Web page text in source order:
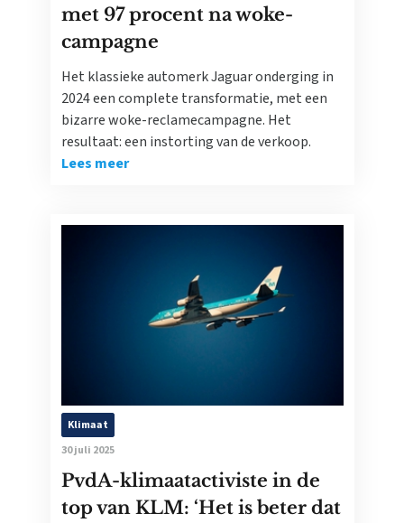
met 97 procent na woke-
campagne
Het klassieke automerk Jaguar onderging in
2024 een complete transformatie, met een
bizarre woke-reclamecampagne. Het
resultaat: een instorting van de verkoop.
Lees meer
Klimaat
30 juli 2025
PvdA-klimaatactiviste in de
top van KLM: ‘Het is beter dat